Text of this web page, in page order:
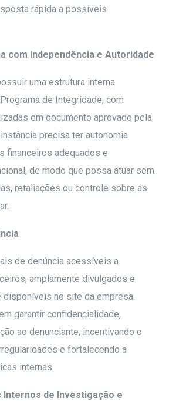
rápida a possíveis
com Independência e Autoridade
uma estrutura interna
de Integridade, com
em documento aprovado pela
precisa ter autonomia
financeiros adequados e
de modo que possa atuar sem
retaliações ou controle sobre as
de denúncia acessíveis a
amplamente divulgados e
no site da empresa.
garantir confidencialidade,
ao denunciante, incentivando o
e fortalecendo a
internas.
Internos de Investigação e